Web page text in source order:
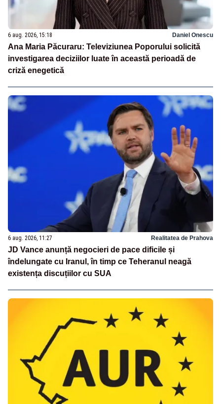
6 aug. 2026, 15:18 Daniel Onescu
Ana Maria Păcuraru: Televiziunea Poporului solicită
investigarea deciziilor luate în această perioadă de
criză enegetică
6 aug. 2026, 11:27 Realitatea de Prahova
JD Vance anunță negocieri de pace dificile și
îndelungate cu Iranul, în timp ce Teheranul neagă
existența discuțiilor cu SUA